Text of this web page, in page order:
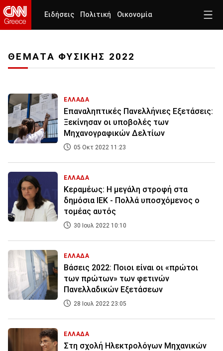
Ειδήσεις Πολιτική Οικονομία
ΘΕΜΑΤΑ ΦΥΣΙΚΗΣ 2022
ΕΛΛΑΔΑ
Επαναληπτικές Πανελλήνιες Εξετάσεις:
Ξεκίνησαν οι υποβολές των
Μηχανογραφικών Δελτίων
05 Οκτ 2022 11:23
ΕΛΛΑΔΑ
Kεραμέως: Η μεγάλη στροφή στα
δημόσια ΙΕΚ - Πολλά υποσχόμενος ο
τομέας αυτός
30 Ιουλ 2022 10:10
ΕΛΛΑΔΑ
Βάσεις 2022: Ποιοι είναι οι «πρώτοι
των πρώτων» των φετινών
Πανελλαδικών Εξετάσεων
28 Ιουλ 2022 23:05
ΕΛΛΑΔΑ
Στη σχολή Ηλεκτρολόγων Μηχανικών